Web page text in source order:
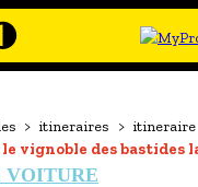
> itineraires >
vignoble des bastides